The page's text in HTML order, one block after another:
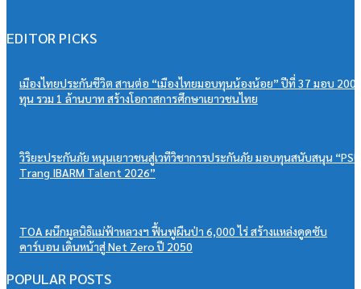
EDITOR PICKS
เมืองไทยประกันชีวิต สานต่อ “เมืองไทยมอบทุนน้องน้อย” ปีที่ 37 มอบ 200
ทุน รวม 1 ล้านบาท สร้างโอกาสการศึกษาเยาวชนไทย
วิริยะประกันภัย หนุนเยาวชนสู่เวทีวิชาการประกันภัย มอบทุนสนับสนุน “PSU
Trang IBARM Talent 2026”
TOA ผนึกมูลนิธิแม่ฟ้าหลวงฯ ฟื้นฟูผืนป่า 6,000 ไร่ สร้างแหล่งดูดซับ
คาร์บอน เดินหน้าสู่ Net Zero ปี 2050
POPULAR POSTS